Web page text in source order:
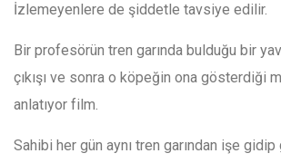
İzlemeyenlere de şiddetle tavsiye edilir.
Bir profesörün tren garında bulduğu bir
çıkışı ve sonra o köpeğin ona gösterdiği
anlatıyor film.
Sahibi her gün aynı tren garından işe